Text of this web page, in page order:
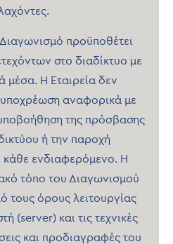
προϋποθέτει
στο διαδίκτυο με
μέσα. Η Εταιρεία δεν
αναφορικά με
της πρόσβασης
ή την παροχή
ενδιαφερόμενο. Η
τόπο του Διαγωνισμού
τους όρους λειτουργίας
(server) και τις τεχνικές
και προδιαγραφές του